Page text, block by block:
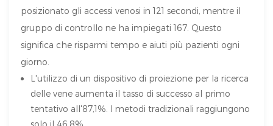
posizionato gli accessi venosi in 121 secondi, mentre il
gruppo di controllo ne ha impiegati 167. Questo
significa che risparmi tempo e aiuti più pazienti ogni
giorno.
L'utilizzo di un dispositivo di proiezione per la ricerca
delle vene aumenta il tasso di successo al primo
tentativo all'87,1%. I metodi tradizionali raggiungono